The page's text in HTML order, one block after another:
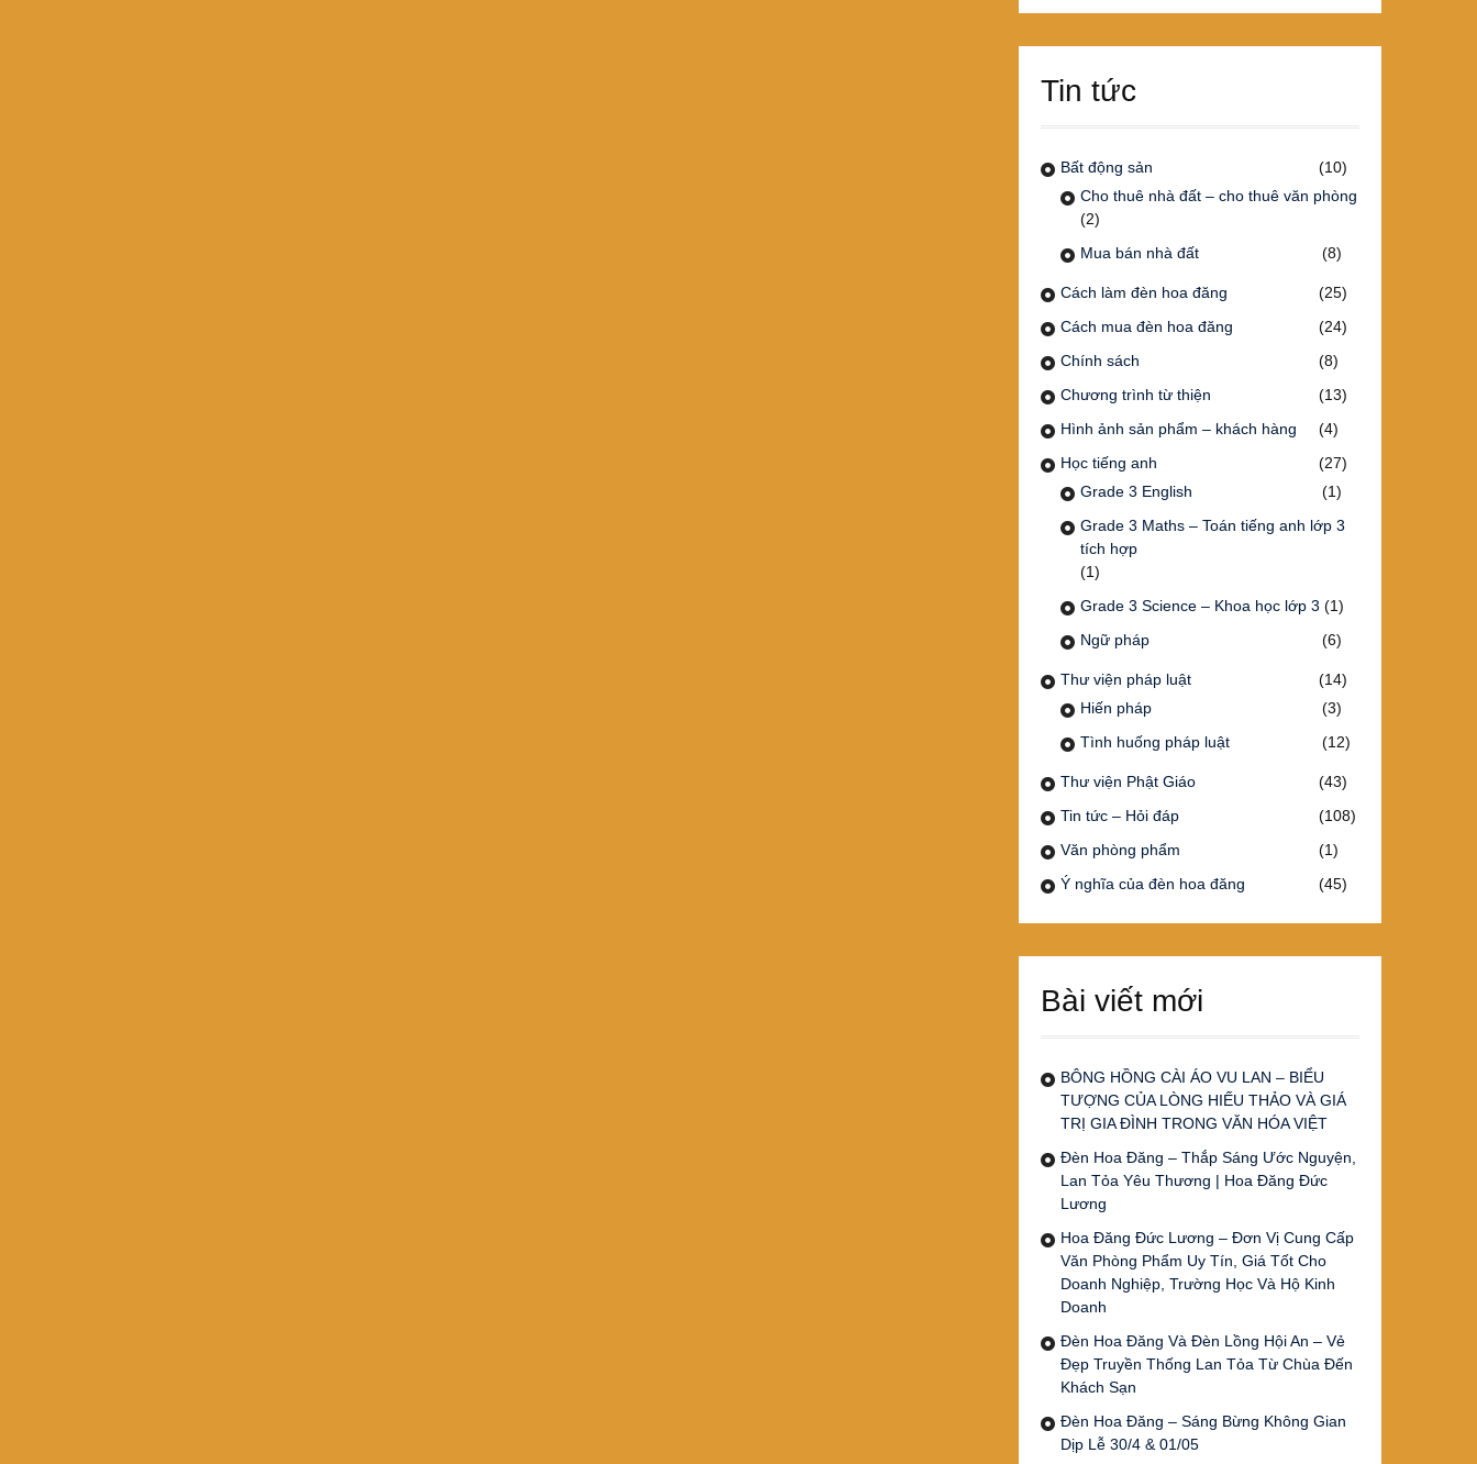
Tin tức
Bất động sản
(10)
Cho thuê nhà đất – cho thuê văn phòng
(2)
Mua bán nhà đất
(8)
Cách làm đèn hoa đăng
(25)
Cách mua đèn hoa đăng
(24)
Chính sách
(8)
Chương trình từ thiện
(13)
Hình ảnh sản phẩm – khách hàng
(4)
Học tiếng anh
(27)
Grade 3 English
(1)
Grade 3 Maths – Toán tiếng anh lớp 3
tích hợp
(1)
Grade 3 Science – Khoa học lớp 3 (1)
Ngữ pháp
(6)
Thư viện pháp luật
(14)
Hiến pháp
(3)
Tình huống pháp luật
(12)
Thư viện Phật Giáo
(43)
Tin tức – Hỏi đáp
(108)
Văn phòng phẩm
(1)
Ý nghĩa của đèn hoa đăng
(45)
Bài viết mới
BÔNG HỒNG CÀI ÁO VU LAN – BIỂU
TƯỢNG CỦA LÒNG HIẾU THẢO VÀ GIÁ
TRỊ GIA ĐÌNH TRONG VĂN HÓA VIỆT
Đèn Hoa Đăng – Thắp Sáng Ước Nguyện,
Lan Tỏa Yêu Thương | Hoa Đăng Đức
Lương
Hoa Đăng Đức Lương – Đơn Vị Cung Cấp
Văn Phòng Phẩm Uy Tín, Giá Tốt Cho
Doanh Nghiệp, Trường Học Và Hộ Kinh
Doanh
Đèn Hoa Đăng Và Đèn Lồng Hội An – Vẻ
Đẹp Truyền Thống Lan Tỏa Từ Chùa Đến
Khách Sạn
Đèn Hoa Đăng – Sáng Bừng Không Gian
Dịp Lễ 30/4 & 01/05